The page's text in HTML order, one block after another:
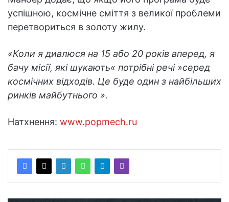
успішною, космічне сміття з великої проблеми
перетвориться в золоту жилу.
«Коли я дивлюся на 15 або 20 років вперед, я
бачу місії, які шукають« потрібні речі »серед
космічних відходів. Це буде один з найбільших
ринків майбутнього ».
Натхнення: www.popmech.ru